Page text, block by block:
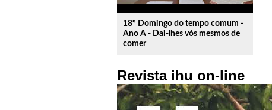
18º Domingo do tempo comum -
Ano A - Dai-lhes vós mesmos de
comer
Revista ihu on-line